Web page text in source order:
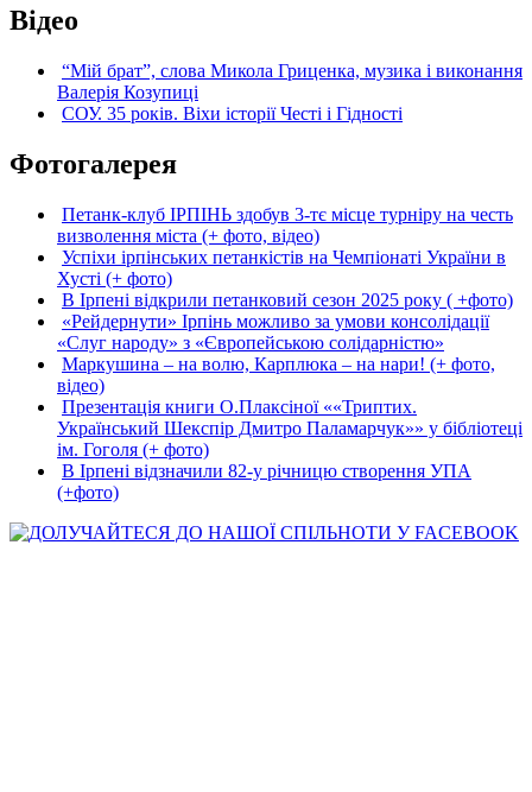
Відео
“Мій брат”, слова Микола Гриценка, музика і виконання
Валерія Козупиці
СОУ. 35 років. Віхи історії Честі і Гідності
Фотогалерея
Петанк-клуб ІРПІНЬ здобув 3-тє місце турніру на честь
визволення міста (+ фото, відео)
Успіхи ірпінських петанкістів на Чемпіонаті України в
Хусті (+ фото)
В Ірпені відкрили петанковий сезон 2025 року ( +фото)
«Рейдернути» Ірпінь можливо за умови консолідації
«Слуг народу» з «Європейською солідарністю»
Маркушина – на волю, Карплюка – на нари! (+ фото,
відео)
Презентація книги О.Плаксіної ««Триптих.
Український Шекспір Дмитро Паламарчук»» у бібліотеці
ім. Гоголя (+ фото)
В Ірпені відзначили 82-у річницю створення УПА
(+фото)